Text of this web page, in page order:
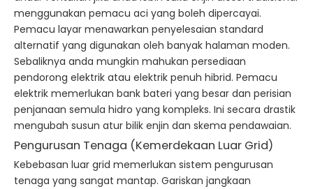
menggunakan pemacu aci yang boleh dipercayai.
Pemacu layar menawarkan penyelesaian standard
alternatif yang digunakan oleh banyak halaman moden.
Sebaliknya anda mungkin mahukan persediaan
pendorong elektrik atau elektrik penuh hibrid. Pemacu
elektrik memerlukan bank bateri yang besar dan perisian
penjanaan semula hidro yang kompleks. Ini secara drastik
mengubah susun atur bilik enjin dan skema pendawaian.
Pengurusan Tenaga (Kemerdekaan Luar Grid)
Kebebasan luar grid memerlukan sistem pengurusan
tenaga yang sangat mantap. Gariskan jangkaan